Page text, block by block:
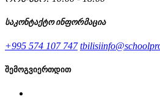
საკონტაქტო ინფორმაცია
+995 574 107 747
შემოგვიერთდით